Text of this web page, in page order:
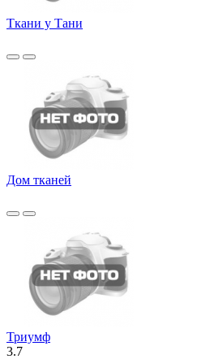
Ткани у Тани
Дом тканей
Триумф
3.7